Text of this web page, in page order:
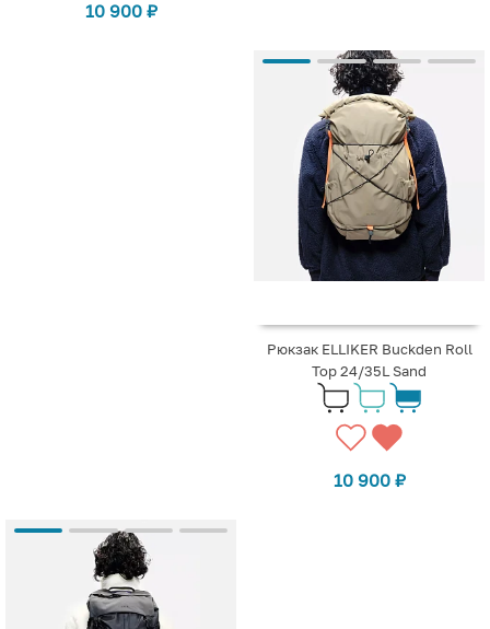
10 900 ₽
Рюкзак ELLIKER Buckden Roll
Top 24/35L Sand
10 900 ₽